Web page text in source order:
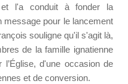
l'a conduit à fonder la
pour le lancement
souligne qu'il s'agit là,
de la famille ignatienne
d'une occasion de
et de conversion.